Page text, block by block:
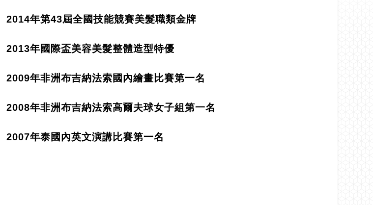
2014年第43屆全國技能競賽美髮職類⾦牌
2013年國際盃美容美髮整體造型特優
2009年⾮洲布吉納法索國內繪畫比賽第一名
2008年非洲布吉納法索高爾夫球女子組第⼀名
2007年泰國內英文演講比賽第一名